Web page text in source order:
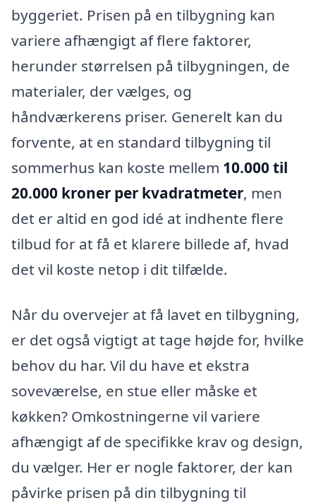
byggeriet. Prisen på en tilbygning kan
variere afhængigt af flere faktorer,
herunder størrelsen på tilbygningen, de
materialer, der vælges, og
håndværkerens priser. Generelt kan du
forvente, at en standard tilbygning til
sommerhus kan koste mellem 10.000 til
20.000 kroner per kvadratmeter, men
det er altid en god idé at indhente flere
tilbud for at få et klarere billede af, hvad
det vil koste netop i dit tilfælde.
Når du overvejer at få lavet en tilbygning,
er det også vigtigt at tage højde for, hvilke
behov du har. Vil du have et ekstra
soveværelse, en stue eller måske et
køkken? Omkostningerne vil variere
afhængigt af de specifikke krav og design,
du vælger. Her er nogle faktorer, der kan
påvirke prisen på din tilbygning til